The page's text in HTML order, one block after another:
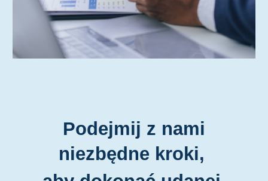
Podejmij z nami
niezbędne kroki,